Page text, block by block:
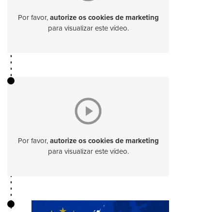
Por favor, autorize os cookies de marketing
para visualizar este vídeo.
Por favor, autorize os cookies de marketing
para visualizar este vídeo.